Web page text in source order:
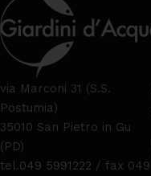
via Marconi 31 (S.S.
Postumia)
35010 San Pietro in Gu
(PD)
tel.049 5991222 / fax 049